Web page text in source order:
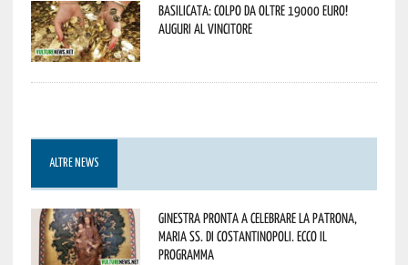
Basilicata: colpo da oltre 19000 Euro!
Auguri al vincitore
ALTRE NEWS
Ginestra pronta a celebrare la Patrona,
Maria SS. di Costantinopoli. Ecco il
programma